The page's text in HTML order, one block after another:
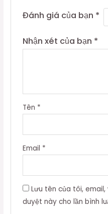
Đánh giá của bạn *
Nhận xét của bạn *
Tên *
Email *
Lưu tên của tôi,
duyệt này cho lần bình